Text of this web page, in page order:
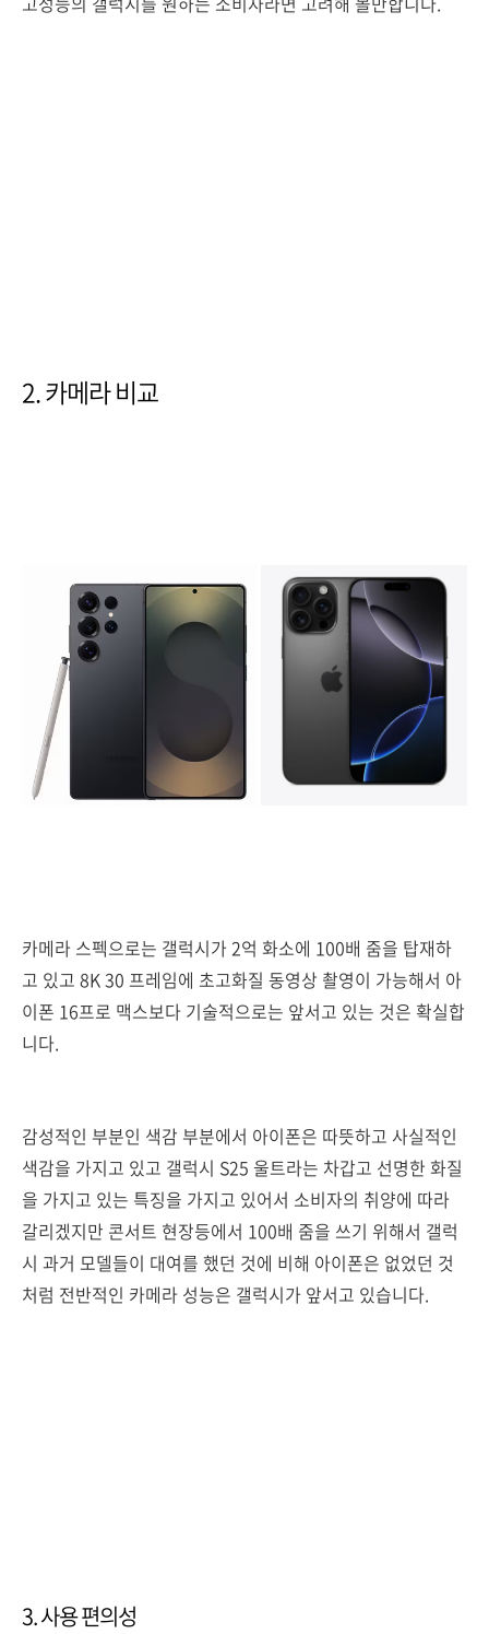
2. 카메라 비교
카메라 스펙으로는 갤럭시가 2억 화소에 100배 줌을 탑재하
고 있고 8K 30 프레임에 초고화질 동영상 촬영이 가능해서 아
이폰 16프로 맥스보다 기술적으로는 앞서고 있는 것은 확실합
니다.
감성적인 부분인 색감 부분에서 아이폰은 따뜻하고 사실적인
색감을 가지고 있고 갤럭시 S25 울트라는 차갑고 선명한 화질
을 가지고 있는 특징을 가지고 있어서 소비자의 취양에 따라
갈리겠지만 콘서트 현장등에서 100배 줌을 쓰기 위해서 갤럭
시 과거 모델들이 대여를 했던 것에 비해 아이폰은 없었던 것
처럼 전반적인 카메라 성능은 갤럭시가 앞서고 있습니다.
3. 사용 편의성